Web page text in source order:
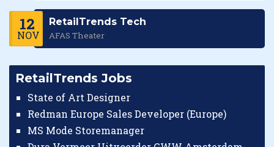
12
NOV
RetailTrends Tech
AFAS Theater
RetailTrends Jobs
State of Art Designer
Redman Europe Sales Developer (Europe)
MS Mode Storemanager